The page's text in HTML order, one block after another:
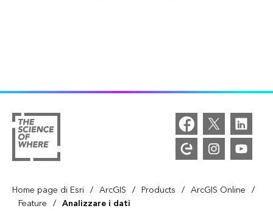
Home page di Esri / ArcGIS / Products / ArcGIS Online /
Feature / Analizzare i dati